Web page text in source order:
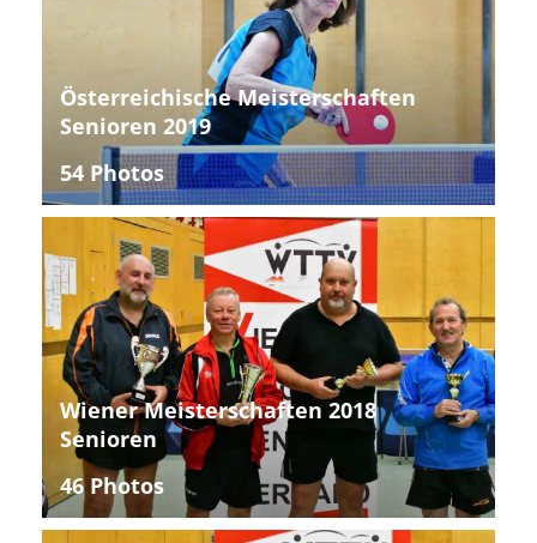
Österreichische Meisterschaften
Senioren 2019
54 Photos
Wiener Meisterschaften 2018
Senioren
46 Photos